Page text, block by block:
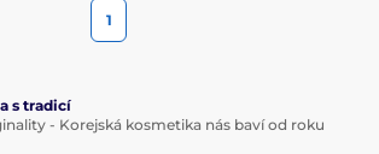
1
s tradicí
- Korejská kosmetika nás baví od roku